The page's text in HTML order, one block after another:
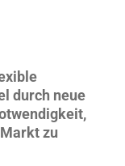
durch neue
zu